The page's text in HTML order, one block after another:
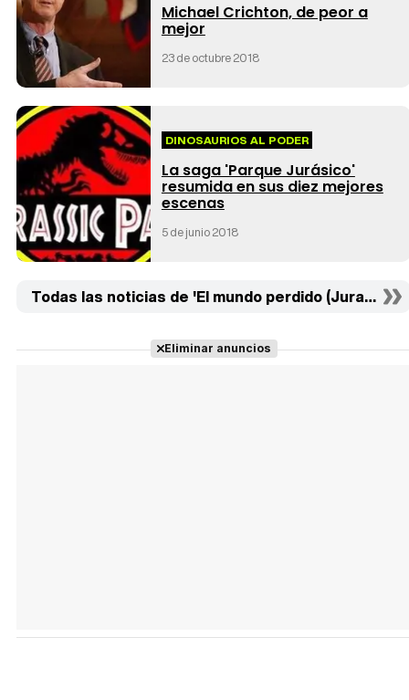
Michael Crichton, de peor a
mejor
23 de octubre 2018
DINOSAURIOS AL PODER
La saga 'Parque Jurásico'
resumida en sus diez mejores
escenas
5 de junio 2018
Todas las noticias de 'El mundo perdido (Jurassic
Eliminar anuncios